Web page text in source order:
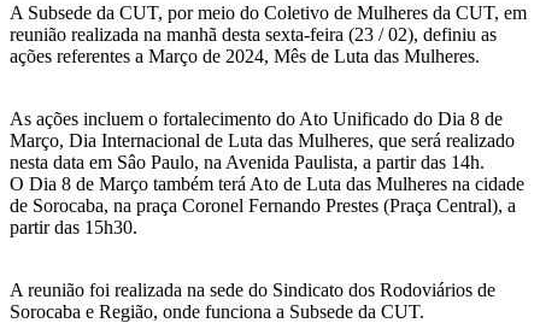
A Subsede da CUT, por meio do Coletivo de Mulheres da CUT, em
reunião realizada na manhã desta sexta-feira (23 / 02), definiu as
ações referentes a Março de 2024, Mês de Luta das Mulheres.
As ações incluem o fortalecimento do Ato Unificado do Dia 8 de
Março, Dia Internacional de Luta das Mulheres, que será realizado
nesta data em Sâo Paulo, na Avenida Paulista, a partir das 14h.
O Dia 8 de Março também terá Ato de Luta das Mulheres na cidade
de Sorocaba, na praça Coronel Fernando Prestes (Praça Central), a
partir das 15h30.
A reunião foi realizada na sede do Sindicato dos Rodoviários de
Sorocaba e Região, onde funciona a Subsede da CUT.